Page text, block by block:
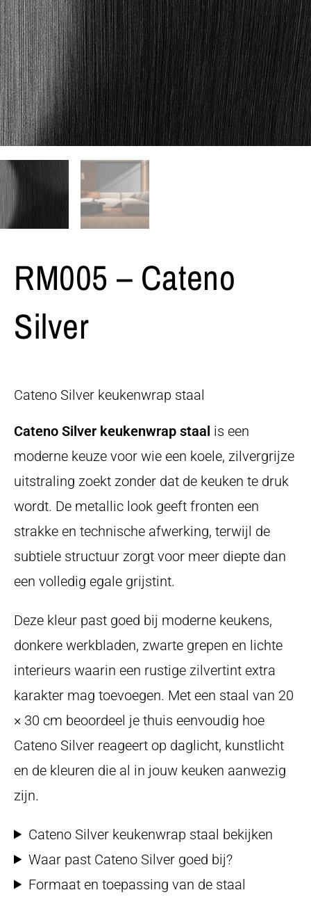
RM005 – Cateno
Silver
Cateno Silver keukenwrap staal
Cateno Silver keukenwrap staal is een
moderne keuze voor wie een koele, zilvergrijze
uitstraling zoekt zonder dat de keuken te druk
wordt. De metallic look geeft fronten een
strakke en technische afwerking, terwijl de
subtiele structuur zorgt voor meer diepte dan
een volledig egale grijstint.
Deze kleur past goed bij moderne keukens,
donkere werkbladen, zwarte grepen en lichte
interieurs waarin een rustige zilvertint extra
karakter mag toevoegen. Met een staal van 20
× 30 cm beoordeel je thuis eenvoudig hoe
Cateno Silver reageert op daglicht, kunstlicht
en de kleuren die al in jouw keuken aanwezig
zijn.
Cateno Silver keukenwrap staal bekijken
Waar past Cateno Silver goed bij?
Formaat en toepassing van de staal